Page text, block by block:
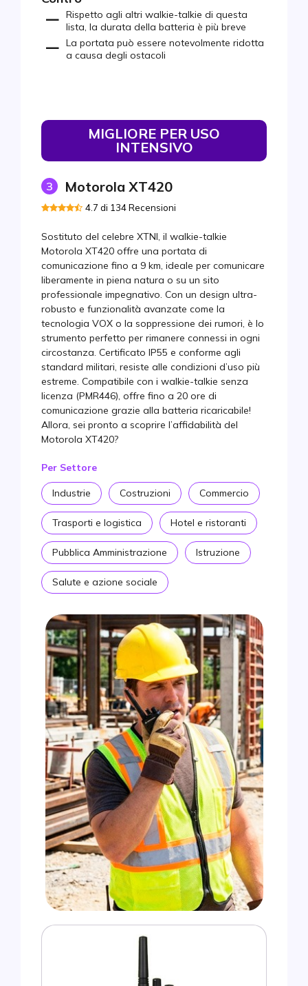
Rispetto agli altri walkie-talkie di questa
lista, la durata della batteria è più breve
La portata può essere notevolmente ridotta
a causa degli ostacoli
MIGLIORE PER USO
INTENSIVO
3 Motorola XT420
4.7 di 134 Recensioni
Sostituto del celebre XTNI, il walkie-talkie
Motorola XT420 offre una portata di
comunicazione fino a 9 km, ideale per comunicare
liberamente in piena natura o su un sito
professionale impegnativo. Con un design ultra-
robusto e funzionalità avanzate come la
tecnologia VOX o la soppressione dei rumori, è lo
strumento perfetto per rimanere connessi in ogni
circostanza. Certificato IP55 e conforme agli
standard militari, resiste alle condizioni d’uso più
estreme. Compatibile con i walkie-talkie senza
licenza (PMR446), offre fino a 20 ore di
comunicazione grazie alla batteria ricaricabile!
Allora, sei pronto a scoprire l’affidabilità del
Motorola XT420?
Per Settore
Industrie Costruzioni Commercio
Trasporti e logistica Hotel e ristoranti
Pubblica Amministrazione Istruzione
Salute e azione sociale